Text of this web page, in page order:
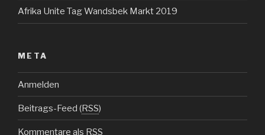
Afrika Unite Tag Wandsbek Markt 2019
META
Anmelden
Beitrags-Feed (RSS)
Kommentare als RSS